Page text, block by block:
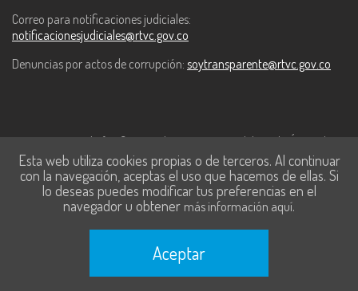
Correo para notificaciones judiciales:
notificacionesjudiciales@rtvc.gov.co
Denuncias por actos de corrupción: soytransparente@rtvc.gov.co
Este contenido fue financiado con recursos del Fondo Único de
Tecnologías de la Información y las Comunicaciones de MinTic.
Esta web utiliza cookies propias o de terceros. Al continuar
con la navegación, aceptas el uso que hacemos de ellas. Si
lo deseas puedes modificar tus preferencias en el
navegador u obtener más información aquí.
Aceptar